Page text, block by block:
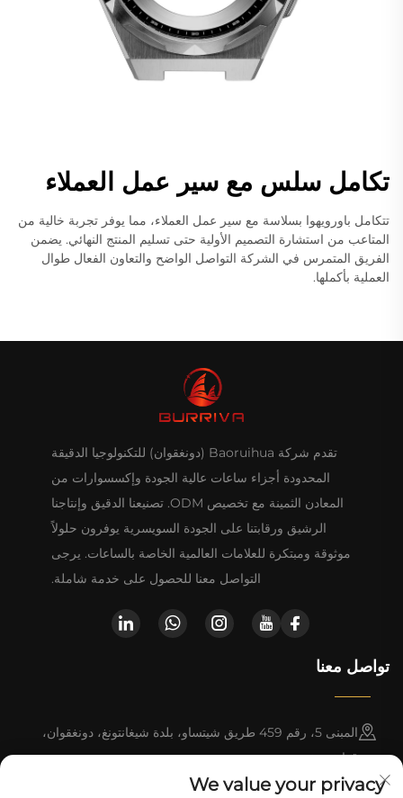
تكامل سلس مع سير عمل العملاء
تتكامل باورويهوا بسلاسة مع سير عمل العملاء، مما يوفر تجربة خالية من
المتاعب من استشارة التصميم الأولية حتى تسليم المنتج النهائي. يضمن
الفريق المتمرس في الشركة التواصل الواضح والتعاون الفعال طوال
العملية بأكملها.
تقدم شركة Baoruihua (دونغقوان) للتكنولوجيا الدقيقة
المحدودة أجزاء ساعات عالية الجودة وإكسسوارات من
المعادن الثمينة مع تخصيص ODM. تصنيعنا الدقيق وإنتاجنا
الرشيق ورقابتنا على الجودة السويسرية يوفرون حلولاً
موثوقة ومبتكرة للعلامات العالمية الخاصة بالساعات. يرجى
التواصل معنا للحصول على خدمة شاملة.
تواصل معنا
المبنى 5، رقم 459 طريق شيتساو، بلدة شيغانتونغ، دونغقوان،
قوانغدونغ
We value your privacy